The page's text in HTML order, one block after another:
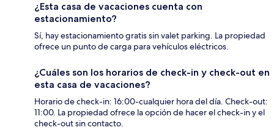
¿Esta casa de vacaciones cuenta con
estacionamiento?
Sí, hay estacionamiento gratis sin valet parking. La propiedad
ofrece un punto de carga para vehículos eléctricos.
¿Cuáles son los horarios de check-in y check-out en
esta casa de vacaciones?
Horario de check-in: 16:00-cualquier hora del día. Check-out:
11:00. La propiedad ofrece la opción de hacer el check-in y el
check-out sin contacto.